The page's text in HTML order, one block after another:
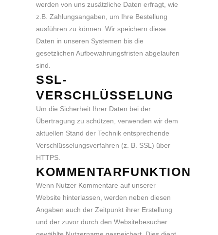
werden von uns zusätzliche Daten erfragt, wie
z.B. Zahlungsangaben, um Ihre Bestellung
ausführen zu können. Wir speichern diese
Daten in unseren Systemen bis die
gesetzlichen Aufbewahrungsfristen abgelaufen
sind.
SSL-
VERSCHLÜSSELUNG
Um die Sicherheit Ihrer Daten bei der
Übertragung zu schützen, verwenden wir dem
aktuellen Stand der Technik entsprechende
Verschlüsselungsverfahren (z. B. SSL) über
HTTPS.
KOMMENTARFUNKTION
Wenn Nutzer Kommentare auf unserer
Website hinterlassen, werden neben diesen
Angaben auch der Zeitpunkt ihrer Erstellung
und der zuvor durch den Websitebesucher